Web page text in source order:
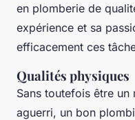
en plomberie de
expérience et sa
efficacement ces
Qualités physiques
Sans toutefois être un
aguerri, un bon